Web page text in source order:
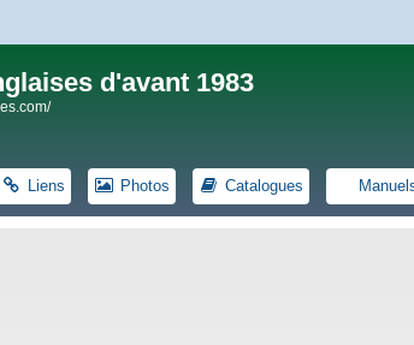
d'avant 1983
Liens Photos Catalogues